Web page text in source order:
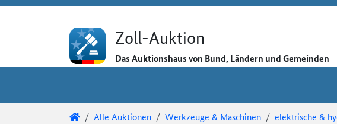
Zoll-Auktion
Das Auktionshaus von Bund, Ländern und Gemeinden
Zoll-Auktion
Alle Auktionen Werkzeuge & Maschinen elektrische &